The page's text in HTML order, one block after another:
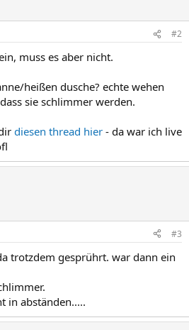
#2
muss es aber nicht.
heißen dusche? echte wehen
sie schlimmer werden.
diesen thread hier - da war ich live
#3
trotzdem gesprührt. war dann ein
in abständen.....